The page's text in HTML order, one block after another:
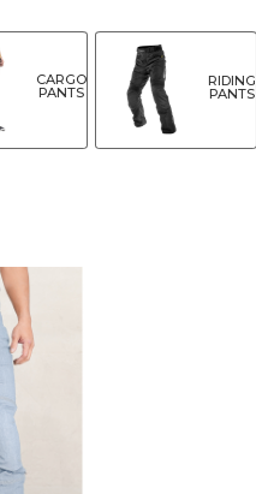
CARGO
PANTS
RIDING
PANTS